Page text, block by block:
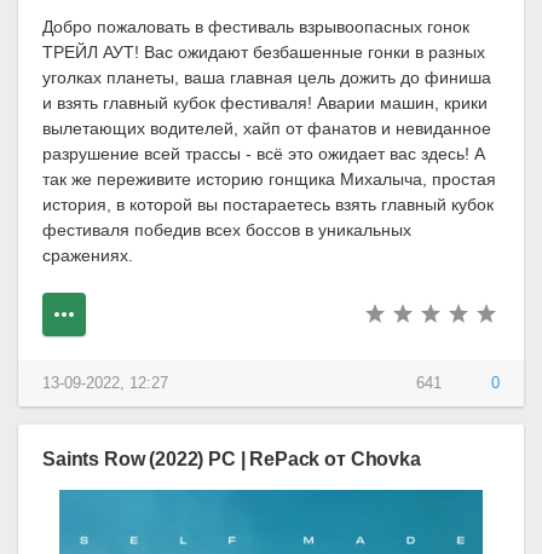
Добро пожаловать в фестиваль взрывоопасных гонок
ТРЕЙЛ АУТ! Вас ожидают безбашенные гонки в разных
уголках планеты, ваша главная цель дожить до финиша
и взять главный кубок фестиваля! Аварии машин, крики
вылетающих водителей, хайп от фанатов и невиданное
разрушение всей трассы - всё это ожидает вас здесь! А
так же переживите историю гонщика Михалыча, простая
история, в которой вы постараетесь взять главный кубок
фестиваля победив всех боссов в уникальных
сражениях.
641 0
13-09-2022, 12:27
Saints Row (2022) PC | RePack от Chovka